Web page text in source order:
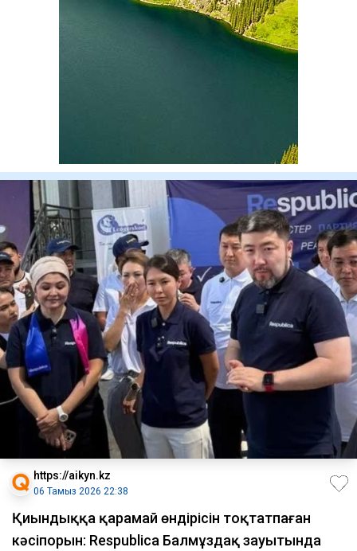
https://aikyn.kz
06 Тамыз 2026 22:38
Қиындыққа қарамай өндірісін тоқтатпаған
кәсіпорын: Respublica Балмұздақ зауытында